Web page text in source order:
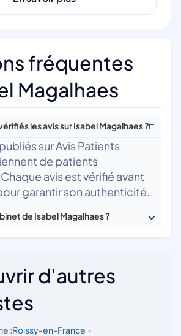
fréquentes
Magalhaes
les avis sur Isabel Magalhaes ?
sur Avis Patients
de patients
avis est vérifié avant
garantir son authenticité.
de Isabel Magalhaes ?
d'autres
:Roissy-en-France •